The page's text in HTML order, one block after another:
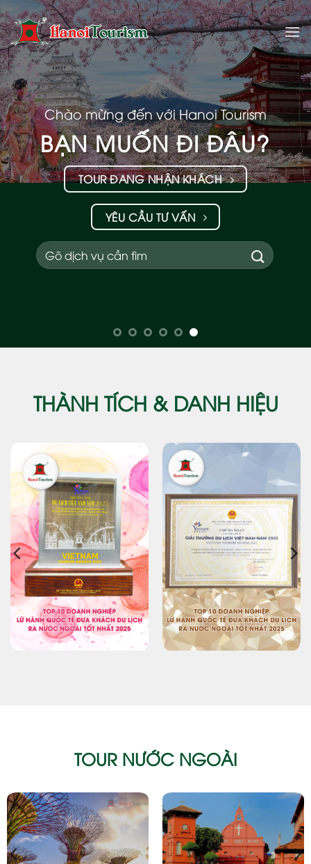
Bỏ
qua
nội
dung
Chào mừng đến với Hanoi Tourism
BẠN MUỐN ĐI ĐÂU?
TOUR ĐANG NHẬN KHÁCH
YÊU CẦU TƯ VẤN
Tìm
kiếm:
THÀNH TÍCH & DANH HIỆU
TOUR NƯỚC NGOÀI